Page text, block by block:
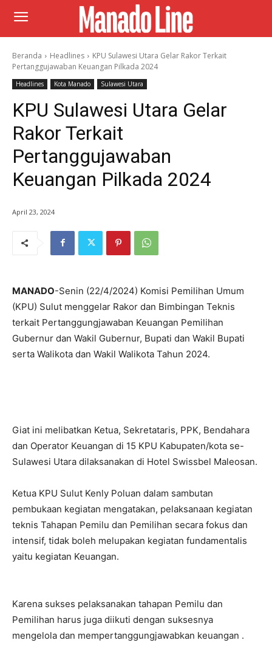
Beranda Headlines
KPU Sulawesi Utara Gelar Rakor Terkait
Pertanggujawaban Keuangan Pilkada 2024
Headlines Kota Manado Sulawesi Utara
KPU Sulawesi Utara Gelar
Rakor Terkait
Pertanggujawaban
Keuangan Pilkada 2024
April 23, 2024
MANADO-Senin (22/4/2024) Komisi Pemilihan Umum
(KPU) Sulut menggelar Rakor dan Bimbingan Teknis
terkait Pertanggungjawaban Keuangan Pemilihan
Gubernur dan Wakil Gubernur, Bupati dan Wakil Bupati
serta Walikota dan Wakil Walikota Tahun 2024.
Giat ini melibatkan Ketua, Sekretataris, PPK, Bendahara
dan Operator Keuangan di 15 KPU Kabupaten/kota se-
Sulawesi Utara dilaksanakan di Hotel Swissbel Maleosan.
Ketua KPU Sulut Kenly Poluan dalam sambutan
pembukaan kegiatan mengatakan, pelaksanaan kegiatan
teknis Tahapan Pemilu dan Pemilihan secara fokus dan
intensif, tidak boleh melupakan kegiatan fundamentalis
yaitu kegiatan Keuangan.
Karena sukses pelaksanakan tahapan Pemilu dan
Pemilihan harus juga diikuti dengan suksesnya
mengelola dan mempertanggungjawabkan keuangan .